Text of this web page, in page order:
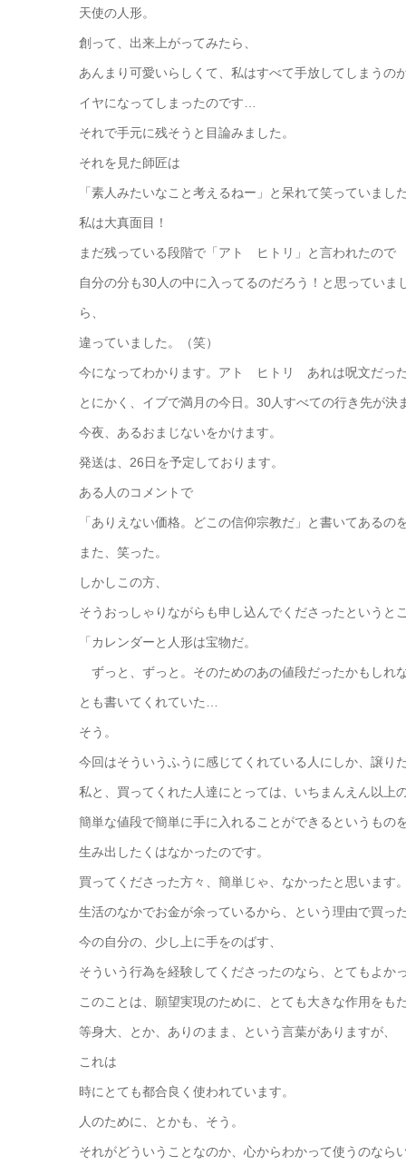
天使の人形。
創って、出来上がってみたら、
あんまり可愛いらしくて、私はすべて手放してしまうの
イヤになってしまったのです…
それで手元に残そうと目論みました。
それを見た師匠は
「素人みたいなこと考えるねー」と呆れて笑っていました
私は大真面目！
まだ残っている段階で「アト ヒトリ」と言われたので
自分の分も30人の中に入ってるのだろう！と思っていま
ら、
違っていました。（笑）
今になってわかります。アト ヒトリ あれは呪文だった
とにかく、イブで満月の今日。30人すべての行き先が決
今夜、あるおまじないをかけます。
発送は、26日を予定しております。
ある人のコメントで
「ありえない価格。どこの信仰宗教だ」と書いてあるのを
また、笑った。
しかしこの方、
そうおっしゃりながらも申し込んでくださったというと
「カレンダーと人形は宝物だ。
ずっと、ずっと。そのためのあの値段だったかもしれな
とも書いてくれていた…
そう。
今回はそういうふうに感じてくれている人にしか、譲り
私と、買ってくれた人達にとっては、いちまんえん以上
簡単な値段で簡単に手に入れることができるというものを
生み出したくはなかったのです。
買ってくださった方々、簡単じゃ、なかったと思います。
生活のなかでお金が余っているから、という理由で買っ
今の自分の、少し上に手をのばす、
そういう行為を経験してくださったのなら、とてもよか
このことは、願望実現のために、とても大きな作用をも
等身大、とか、ありのまま、という言葉がありますが、
これは
時にとても都合良く使われています。
人のために、とかも、そう。
それがどういうことなのか、心からわかって使うのなら